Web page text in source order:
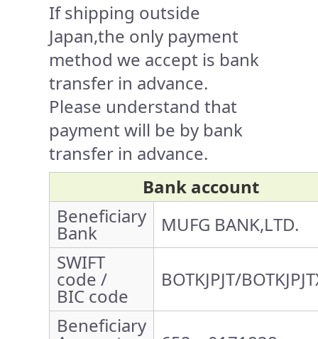
If shipping outside
Japan,the only payment
method we accept is bank
transfer in advance.
Please understand that
payment will be by bank
transfer in advance.
Bank account
Beneficiary
Bank
MUFG BANK,LTD.
SWIFT
code /
BIC code
BOTKJPJT/
Beneficiary